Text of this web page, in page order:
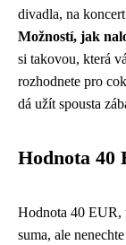
divadla, na
Možností, jak
si takovou, která
rozhodnete pro
dá užít spousta
Hodnota 40
Hodnota 40 EUR,
suma, ale